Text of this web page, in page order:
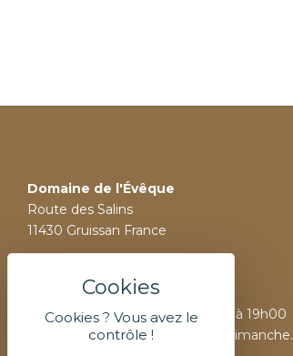
Domaine de l'Évêque
Route des Salins
11430 Gruissan France
Ouvert du Lundi au Dimanche
De 10H00 à 13H00 et de 15H00 à 19h00
Ouvert tous les jours même le Dimanche.
Cookies ? Vous avez le
contrôle !